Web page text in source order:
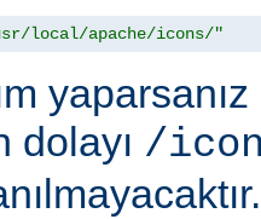
local/apache/icons/"
dolayı /